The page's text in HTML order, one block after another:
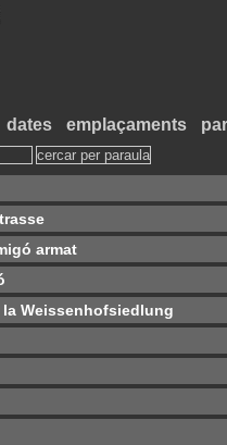
dates emplaçaments
armat
Weissenhofsiedlung